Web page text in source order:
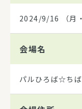
2024/9/16 （
会場名
パルひろば☆ち